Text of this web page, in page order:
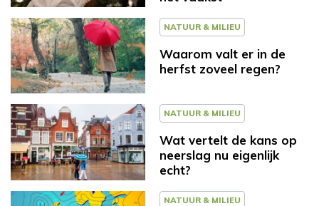
NATUUR & MILIEU
Waarom valt er in de
herfst zoveel regen?
NATUUR & MILIEU
Wat vertelt de kans op
neerslag nu eigenlijk
echt?
NATUUR & MILIEU